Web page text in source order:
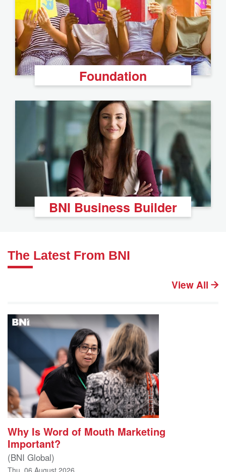
Foundation
BNI Business Builder
The Latest From BNI
View All
Why Is Word of Mouth Marketing
Important?
(BNI Global)
Thu, 06 August 2026